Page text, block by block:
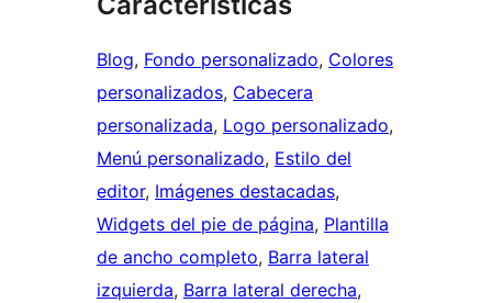
Blog, Fondo personalizado, Colores
personalizados, Cabecera
personalizada, Logo personalizado
Menú personalizado, Estilo del
editor, Imágenes destacadas
Widgets del pie de página, Plantilla
de ancho completo, Barra lateral
izquierda, Barra lateral derecha